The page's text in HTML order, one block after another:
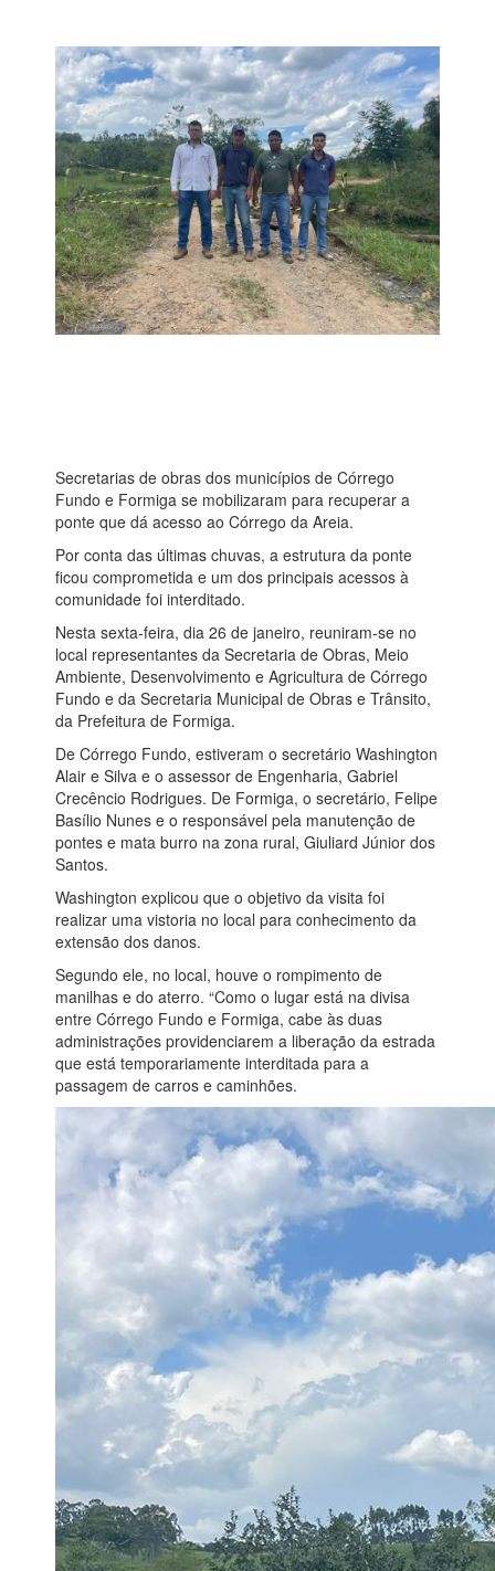
Secretarias de obras dos municípios de Córrego
Fundo e Formiga se mobilizaram para recuperar a
ponte que dá acesso ao Córrego da Areia.
Por conta das últimas chuvas, a estrutura da ponte
ficou comprometida e um dos principais acessos à
comunidade foi interditado.
Nesta sexta-feira, dia 26 de janeiro, reuniram-se no
local representantes da Secretaria de Obras, Meio
Ambiente, Desenvolvimento e Agricultura de Córrego
Fundo e da Secretaria Municipal de Obras e Trânsito,
da Prefeitura de Formiga.
De Córrego Fundo, estiveram o secretário Washington
Alair e Silva e o assessor de Engenharia, Gabriel
Crecêncio Rodrigues. De Formiga, o secretário, Felipe
Basílio Nunes e o responsável pela manutenção de
pontes e mata burro na zona rural, Giuliard Júnior dos
Santos.
Washington explicou que o objetivo da visita foi
realizar uma vistoria no local para conhecimento da
extensão dos danos.
Segundo ele, no local, houve o rompimento de
manilhas e do aterro. “Como o lugar está na divisa
entre Córrego Fundo e Formiga, cabe às duas
administrações providenciarem a liberação da estrada
que está temporariamente interditada para a
passagem de carros e caminhões.